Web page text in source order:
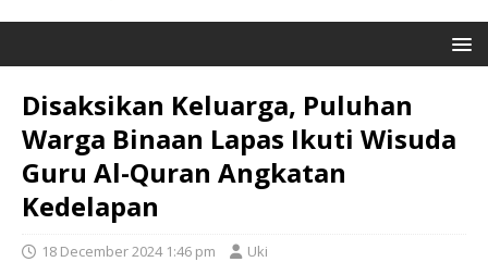
Disaksikan Keluarga, Puluhan
Warga Binaan Lapas Ikuti Wisuda
Guru Al-Quran Angkatan
Kedelapan
18 December 2024 1:46 pm Uki